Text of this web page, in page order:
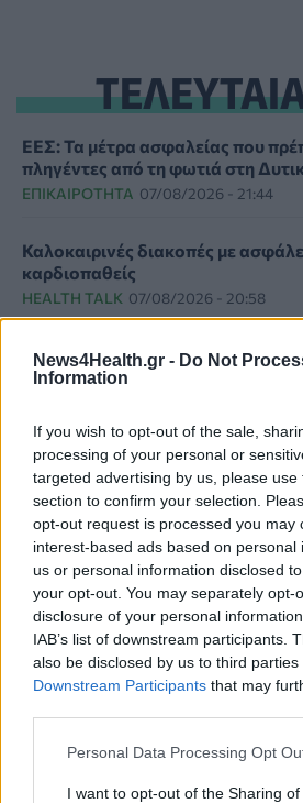
News4Health.gr - Do Not
Information
If you wish to opt-out of the sale,
processing of your personal or
targeted advertising by us, please
section to confirm your selection.
opt-out request is processed you may
interest-based ads based on personal
us or personal information disclosed
your opt-out. You may separately opt-
disclosure of your personal
IAB’s list of downstream participants.
also be disclosed by us to third parties
Downstream Participants that may
Personal Data Processing Opt
I want to opt-out of the Sharing of
ΕΕΣ: Τα μέτρα ασφαλείας που
πληγέντες από τη φωτιά στη
ΕΠΙΚΑΙΡΌΤΗΤΑ 07/08/2026 - 21:44
Καλοκαιρινές διακοπές με
καρδιοπαθείς
HEALTH TALK 07/08/2026 - 20:58
ΕΚΕΑ: Δίνουμε αίμα ακόμα και
από τις 96 υπηρεσίες της χώρας
Εθνική εκστρατεία ενημέρωσης
Ατροφία: «Μιλάμε για την SMA…
ΥΓΕΊΑ 07/08/2026 - 19:56
Γεωργιάδης από Ρόδο: Νέες
νοσοκομείο και «πράσινο φως»
ακτινοθεραπευτικό κέντρο
ΠΟΛΙΤΙΚΉ ΥΓΕΊΑΣ 07/08/2026 - 19:12
Σε κόκκινο συναγερμό για
Αιγαίο και Αττική το Σάββατο 8
Τι μπορεί να μας διδάξει η νέα